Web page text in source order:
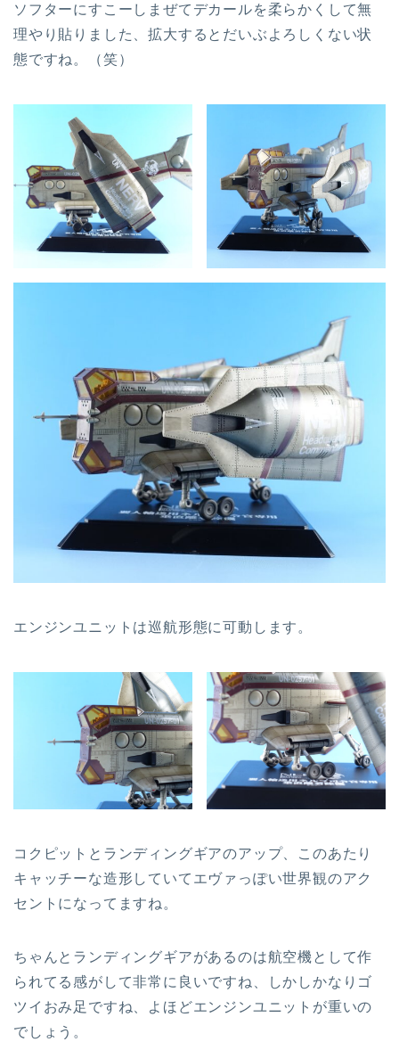
ソフターにすこーしまぜてデカールを柔らかくして無
理やり貼りました、拡大するとだいぶよろしくない状
態ですね。（笑）
エンジンユニットは巡航形態に可動します。
コクピットとランディングギアのアップ、このあたり
キャッチーな造形していてエヴァっぽい世界観のアク
セントになってますね。
ちゃんとランディングギアがあるのは航空機として作
られてる感がして非常に良いですね、しかしかなりゴ
ツイおみ足ですね、よほどエンジンユニットが重いの
でしょう。